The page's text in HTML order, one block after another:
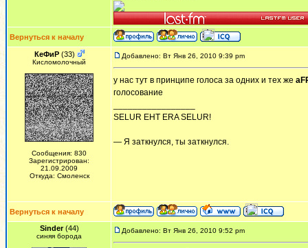
Вернуться к началу
КеФиР(33)
Кисломолочный
Сообщения: 830
Зарегистрирован:
21.09.2009
Откуда: Смоленск
Добавлено: Вт Янв 26, 2010 9:39 pm
у нас тут в принципе голоса за одних и тех же
голосование
SELUR EHT ERA SELUR!
— Я заткнулся, ты заткнулся.
Вернуться к началу
Sinder(44)
синяя борода
Добавлено: Вт Янв 26, 2010 9:52 pm